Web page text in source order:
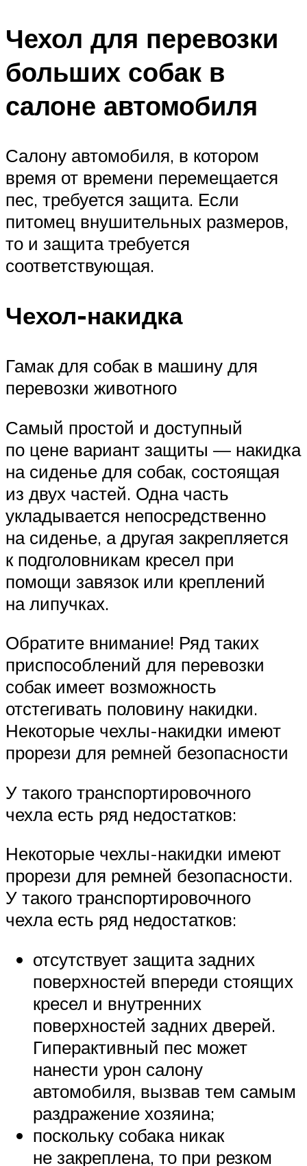
Чехол для перевозки
больших собак в
салоне автомобиля
Салону автомобиля, в котором
время от времени перемещается
пес, требуется защита. Если
питомец внушительных размеров,
то и защита требуется
соответствующая.
Чехол-накидка
Гамак для собак в машину для
перевозки животного
Самый простой и доступный
по цене вариант защиты — накидка
на сиденье для собак, состоящая
из двух частей. Одна часть
укладывается непосредственно
на сиденье, а другая закрепляется
к подголовникам кресел при
помощи завязок или креплений
на липучках.
Обратите внимание! Ряд таких
приспособлений для перевозки
собак имеет возможность
отстегивать половину накидки.
Некоторые чехлы-накидки имеют
прорези для ремней безопасности
У такого транспортировочного
чехла есть ряд недостатков:
Некоторые чехлы-накидки имеют
прорези для ремней безопасности.
У такого транспортировочного
чехла есть ряд недостатков:
отсутствует защита задних
поверхностей впереди стоящих
кресел и внутренних
поверхностей задних дверей.
Гиперактивный пес может
нанести урон салону
автомобиля, вызвав тем самым
раздражение хозяина;
поскольку собака никак
не закреплена, то при резком